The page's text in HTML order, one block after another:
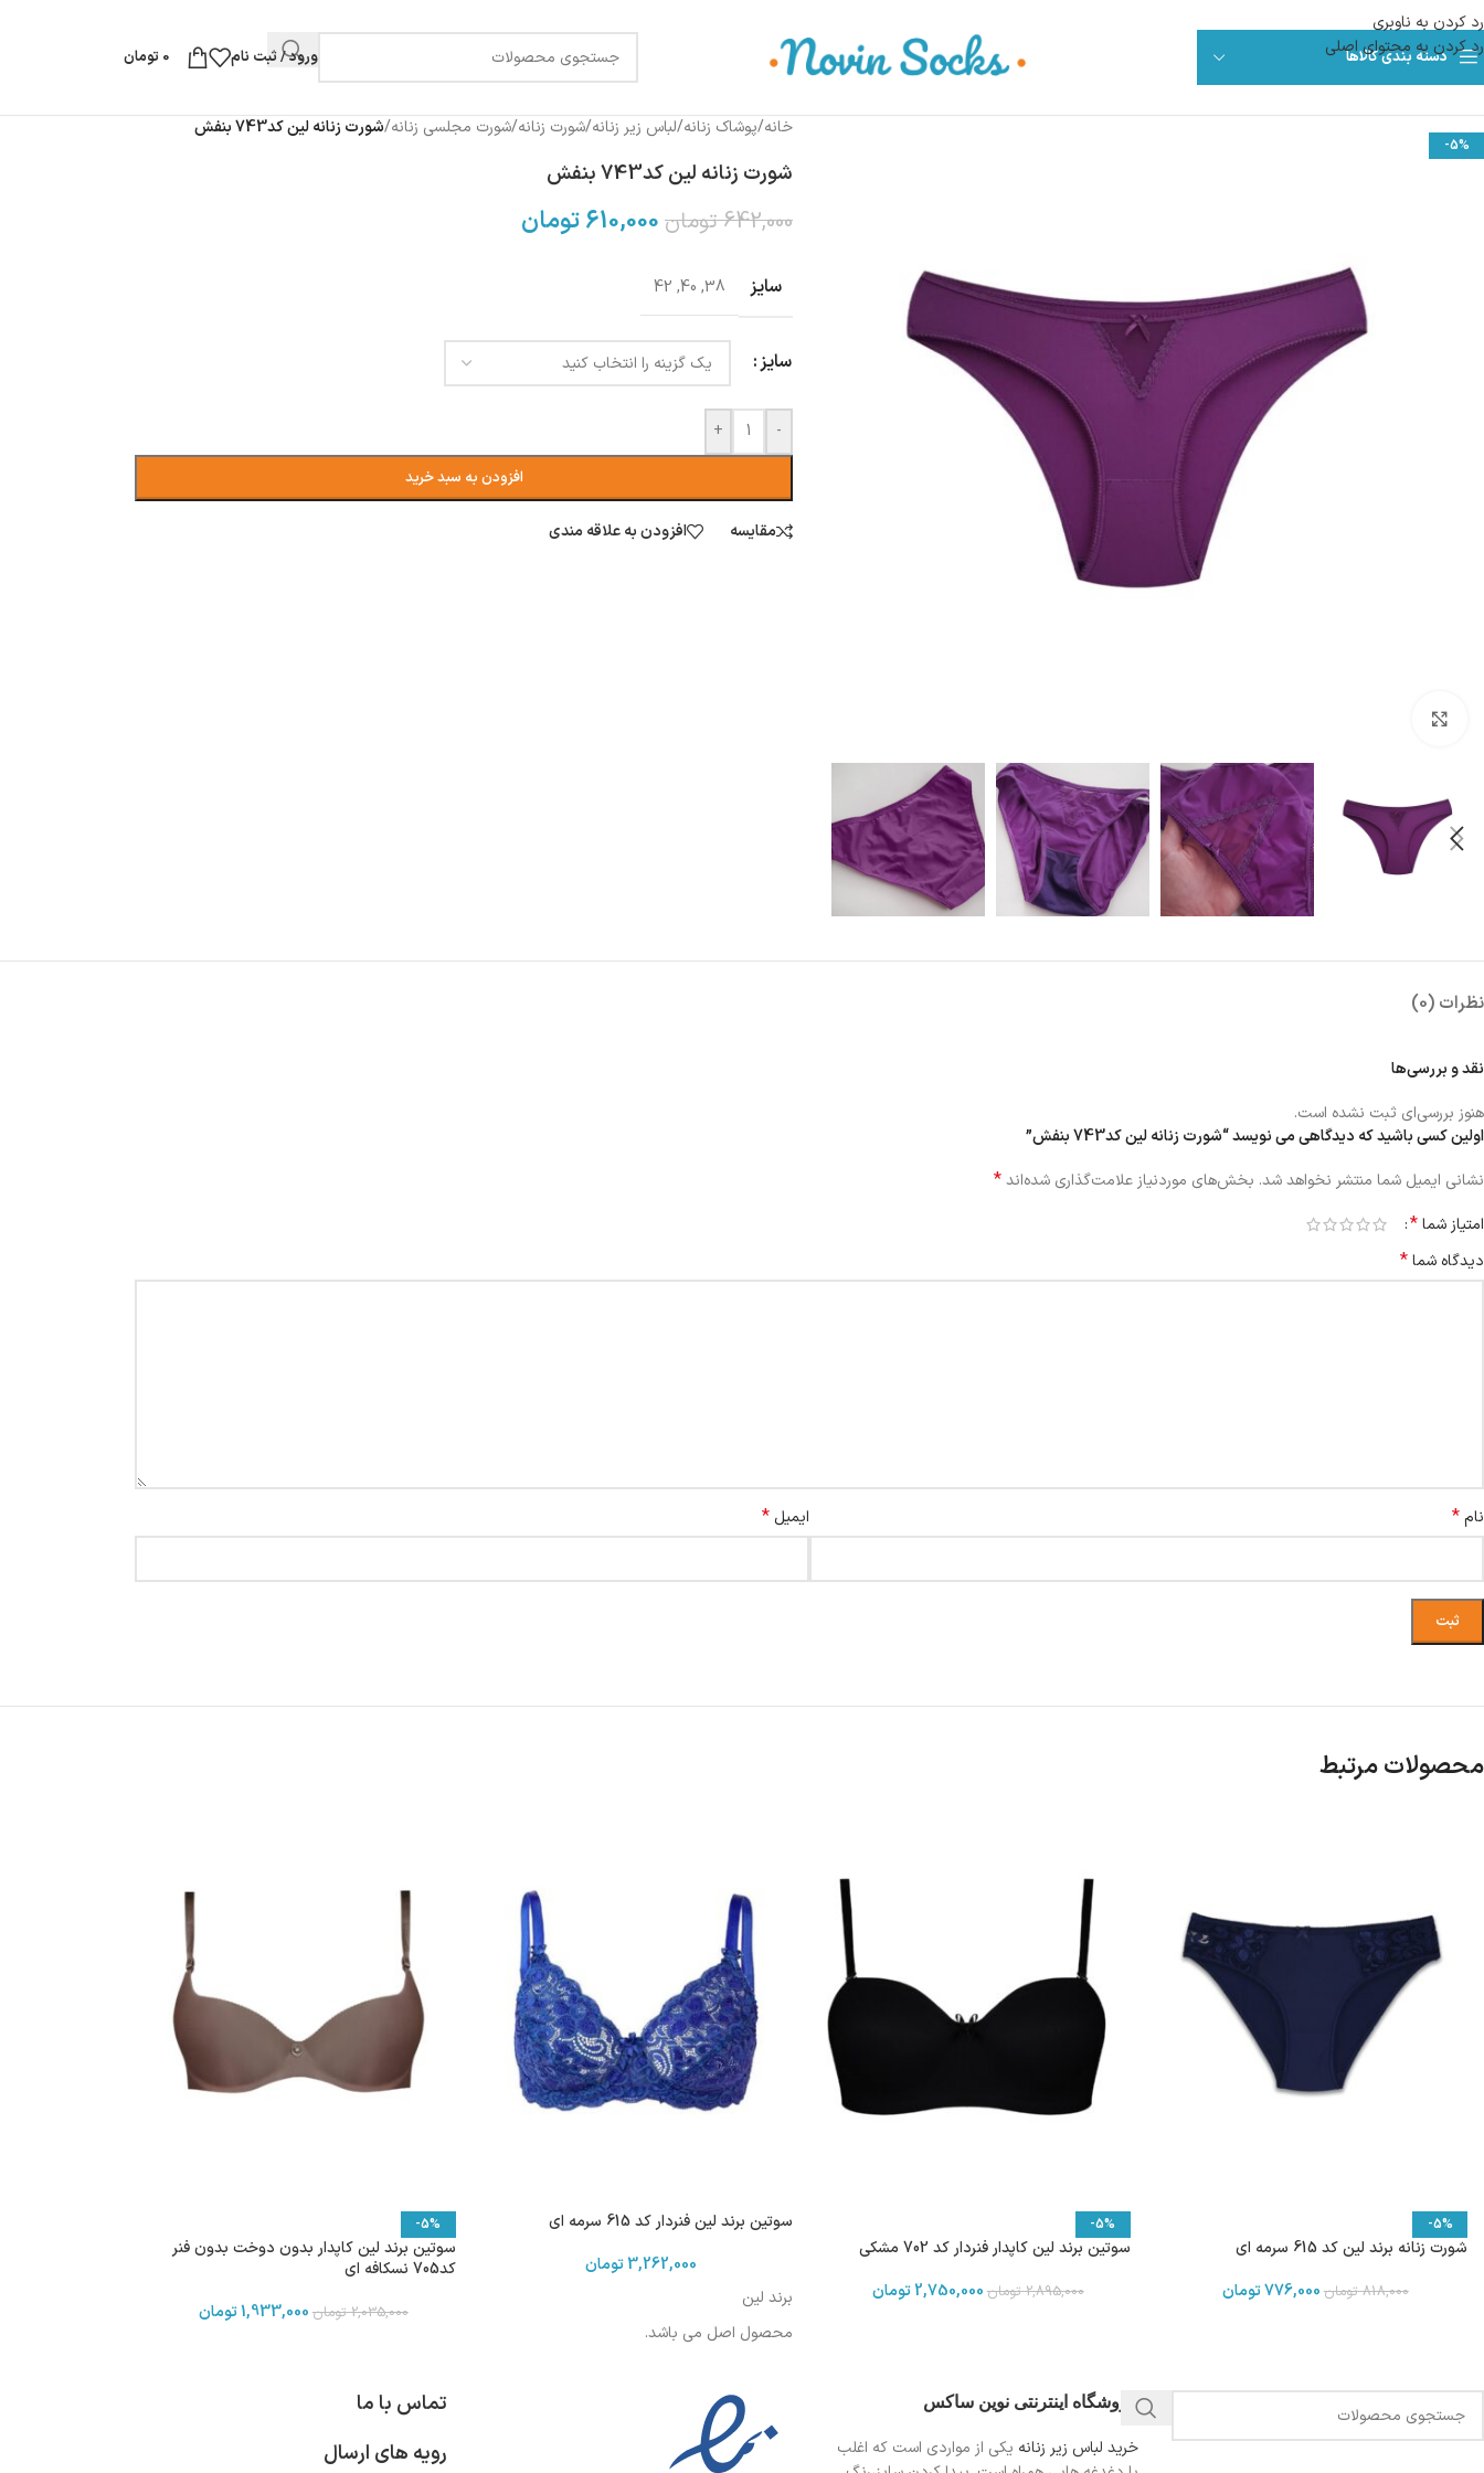
رد کردن به ناوبری
رد کردن به محتوای اصلی
دسته بندی کالاها ورود / ثبت نام 0 تومان
-5%
خانه/پوشاک زنانه/لباس زیر زنانه/شورت زنانه/شورت مجلسی زنانه/شورت زنانه لین کد743 بنفش
شورت زنانه لین کد743 بنفش
642,000 تومان 610,000تومان
سایز 38
,
40
,
42
سایز
-
+
افزودن به سبد خرید
مقایسه افزودن به علاقه مندی
نظرات (0)
نقد و بررسی‌ها
هنوز بررسی‌ای ثبت نشده است.
اولین کسی باشید که دیدگاهی می نویسد “شورت زنانه لین کد743 بنفش”
نشانی ایمیل شما منتشر نخواهد شد. بخش‌های موردنیاز علامت‌گذاری شده‌اند*
امتیاز شما*
دیدگاه شما*
نام* ایمیل *
محصولات مرتبط
-5%
شورت زنانه برند لین کد 615 سرمه ای
818,000 تومان 776,000تومان
-5%
سوتین برند لین کاپدار فنردار کد 702 مشکی
2,895,000 تومان 2,750,000 تومان
سوتین برند لین فنردار کد 615 سرمه ای
3,262,000 تومان
برند لین
محصول اصل می باشد.
-5%
سوتین برند لین کاپدار بدون دوخت بدون فنر
کد705 نسکافه ای
2,035,000 تومان 1,933,000تومان
فروشگاه اینترنتی نوین ساکس
خرید لباس زیر زنانه یکی از مواردی است که اغلب
تماس با ما
رویه های ارسال